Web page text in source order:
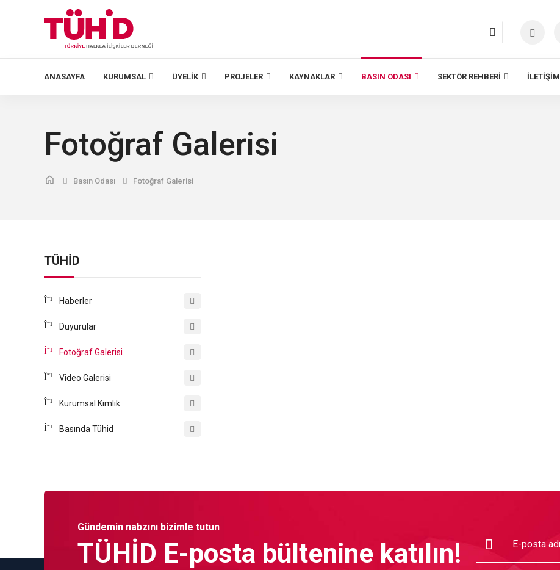
ANASAYFA KURUMSAL ÜYELIK PROJELER KAYNAKLAR BASIN ODASI SEKTÖR REHBERI İLETIŞIM
Fotoğraf Galerisi
Basın Odası Fotoğraf Galerisi
TÜHİD
Haberler
Duyurular
Fotoğraf Galerisi
Video Galerisi
Kurumsal Kimlik
Basında Tühid
Gündemin nabzını bizimle tutun
TÜHİD E-posta bültenine katılın!